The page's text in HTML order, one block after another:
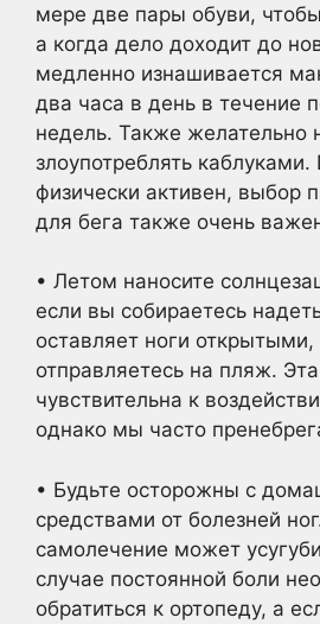
мере две пары обуви,
а когда дело доходит до
медленно изнашивается
два часа в день в течение
недель. Также желательно
злоупотреблять каблуками.
физически активен, выбор
для бега также очень
• Летом наносите
если вы собираетесь
оставляет ноги открытыми,
отправляетесь на пляж.
чувствительна к
однако мы часто
• Будьте осторожны с
средствами от болезней
самолечение может
случае постоянной боли
обратиться к ортопеду, а